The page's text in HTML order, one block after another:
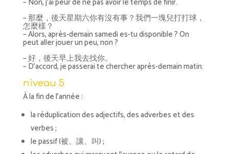
– 那麼，後天星期六你有沒有事？我們一塊兒打打球，
怎麼樣？
– Alors, après-demain samedi es-tu disponible ? On
peut aller jouer un peu, non ?
– 好，後天早上我去找你。
– D’accord, je passerai te chercher après-demain matin.
niveau 5
À la fin de l’année :
la réduplication des adjectifs, des adverbes et des
verbes ;
le passif (被、讓、叫) ;